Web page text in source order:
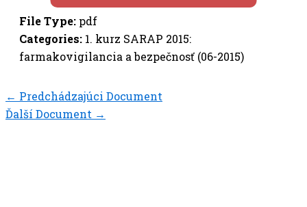
File Type: pdf
Categories: 1. kurz SARAP 2015:
farmakovigilancia a bezpečnosť (06-2015)
← Predchádzajúci Document
Ďalší Document →